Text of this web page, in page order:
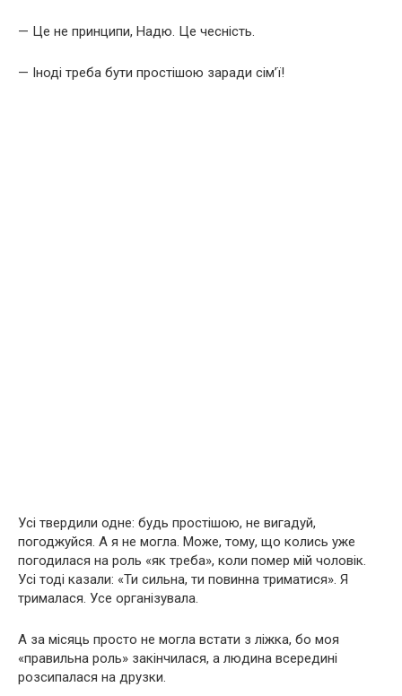
— Це не принципи, Надю. Це чесність.
— Іноді треба бути простішою заради сім’ї!
Усі твердили одне: будь простішою, не вигадуй,
погоджуйся. А я не могла. Може, тому, що колись уже
погодилася на роль «як треба», коли помер мій чоловік.
Усі тоді казали: «Ти сильна, ти повинна триматися». Я
трималася. Усе організувала.
А за місяць просто не могла встати з ліжка, бо моя
«правильна роль» закінчилася, а людина всередині
розсипалася на друзки.